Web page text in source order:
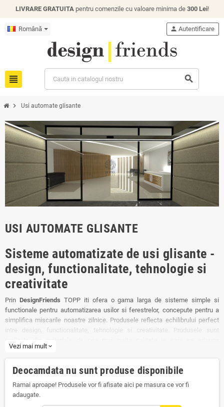
LIVRARE GRATUITApentru comenzile cu valoare minima de 300 Lei!
Română
view_headline search
person Autentificare
chevron_right Usi automate glisante
USI AUTOMATE GLISANTE
Sisteme automatizate de usi glisante -
design, functionalitate, tehnologie si
creativitate
Prin DesignFriends TOPP iti ofera o gama larga de sisteme simple si
functionale pentru automatizarea usilor si ferestrelor, concepute pentru a
simplifica miscarile noastre zilnice. Produsele reflecta echilibrului perfect
intre design, functionalitate, tehnologie si creativitate. Produsele sunt
cunostinte tehnice, monitorizarea intregului proces de productie si
Fiecare dispozitiv este testat individual pentru a mentine angajamentul fata
de calitate. Alege solutiile oferite de TOPP pentru o mai mare comoditate,
bunastare si libertate de miscare.
Vezi mai mult expand_more
Deocamdata nu sunt produse disponibile
Ramai aproape! Produsele vor fi afisate aici pe masura ce vor fi
adaugate.